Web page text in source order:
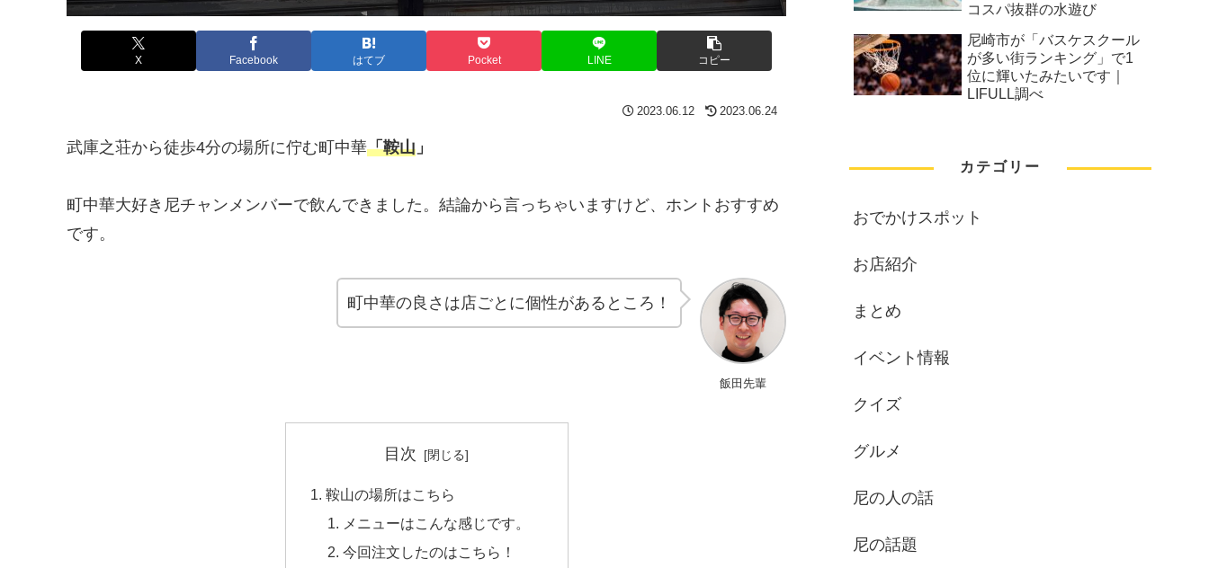
X Facebook はてブ Pocket LINE コピー
2023.06.12 2023.06.24
武庫之荘から徒歩4分の場所に佇む町中華「鞍山 」
町中華大好き尼チャンメンバーで飲んできました。結論から言っちゃいますけど、ホントおすすめ
です。
飯田先輩
町中華の良さは店ごとに個性があるところ！
目次
鞍山の場所はこちら
メニューはこんな感じです。
今回注文したのはこちら！
コスパ抜群の水遊び
尼崎市が「バスケスクール
が多い街ランキング」で1
位に輝いたみたいです｜
LIFULL調べ
カテゴリー
おでかけスポット
お店紹介
まとめ
イベント情報
クイズ
グルメ
尼の人の話
尼の話題